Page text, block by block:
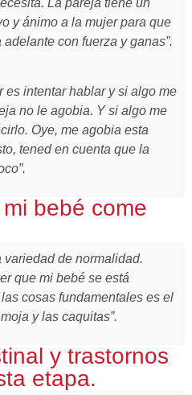
La pareja tiene un
y ánimo a la mujer para que
con fuerza y ganas”.
es intentar hablar y si algo me
no le agobia. Y si algo me
Oye, me agobia esta
tened en cuenta que la
bebé come
variedad de normalidad.
que mi bebé se está
cosas fundamentales es el
y las caquitas”.
y trastornos
etapa.